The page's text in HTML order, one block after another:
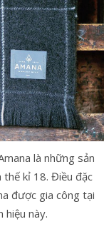
là những sản
kỉ 18. Điều đặc
được gia công tại
hiệu này.